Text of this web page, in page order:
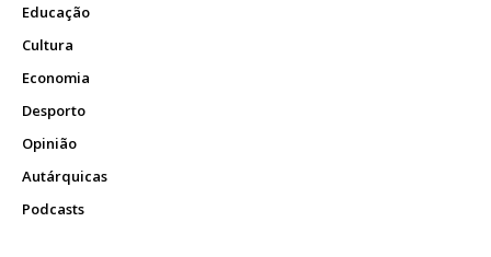
Educação
Cultura
Economia
Desporto
Opinião
Autárquicas
Podcasts